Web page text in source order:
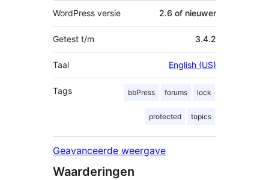
WordPress versie 2.6 of nieuwer
Getest t/m 3.4.2
Taal English (US)
Tags bbPress forums lock
protected topics
Geavanceerde weergave
Waarderingen